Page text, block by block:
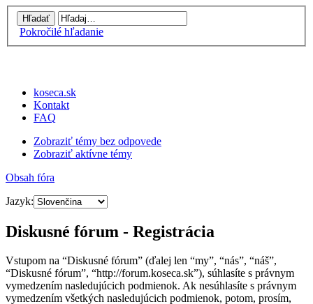
Pokročilé hľadanie
koseca.sk
Kontakt
FAQ
Zobraziť témy bez odpovede
Zobraziť aktívne témy
Obsah fóra
Jazyk:
Diskusné fórum - Registrácia
Vstupom na “Diskusné fórum” (ďalej len “my”, “nás”, “náš”,
“Diskusné fórum”, “http://forum.koseca.sk”), súhlasíte s právnym
vymedzením nasledujúcich podmienok. Ak nesúhlasíte s právnym
vymedzením všetkých nasledujúcich podmienok, potom, prosím,